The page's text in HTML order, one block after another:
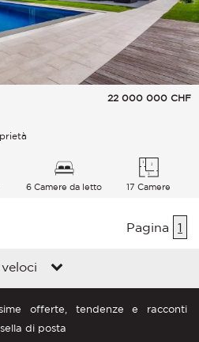
22 000 000 CHF
6 Camere da letto 17 Camere
Pagina 1
offerte, tendenze e racconti
di posta